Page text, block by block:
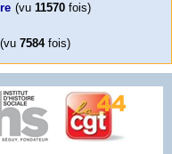
(vu 11570 fois)
(vu 7584fois)